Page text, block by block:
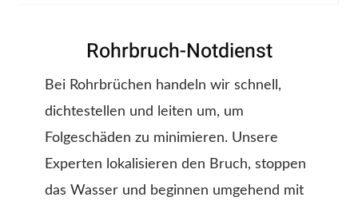
Rohrbruch-Notdienst
Bei Rohrbrüchen handeln wir schnell,
dichtestellen und leiten um, um
Folgeschäden zu minimieren. Unsere
Experten lokalisieren den Bruch, stoppen
das Wasser und beginnen umgehend mit